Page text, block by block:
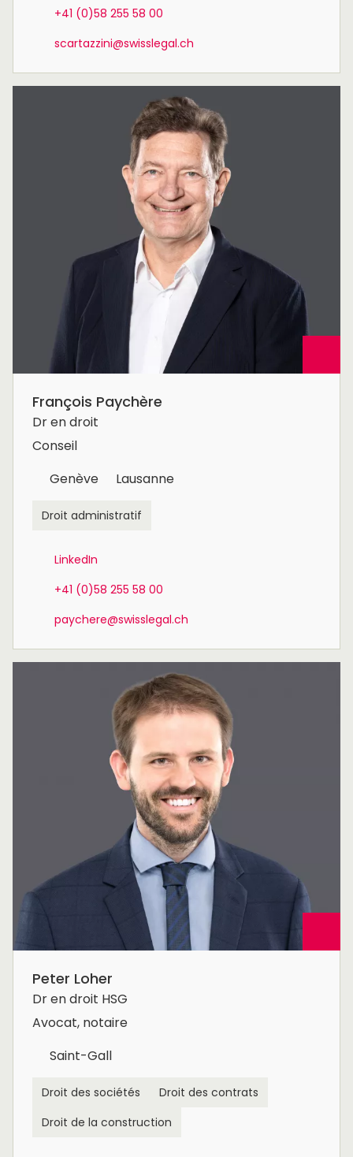
+41 (0)58 255 58 00
scartazzini@swisslegal.ch
François Paychère
Dr en droit
Conseil
Genève
Lausanne
Droit administratif
LinkedIn
+41 (0)58 255 58 00
paychere@swisslegal.ch
Peter Loher
Dr en droit HSG
Avocat, notaire
Saint-Gall
Droit des sociétés
Droit des contrats
Droit de la construction